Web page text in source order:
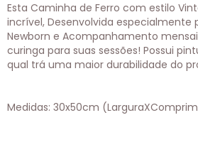
Esta Caminha de Ferro com estilo
incrível, Desenvolvida especialmente
Newborn e Acompanhamento
curinga para suas sessões! Possui
qual trá uma maior durabilidade do
Medidas: 30x50cm